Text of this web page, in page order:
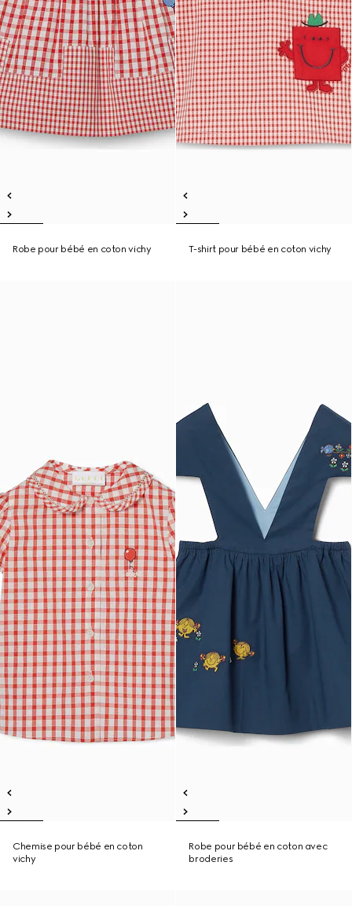
Robe pour bébé en coton vichy T-shirt pour bébé en coton vichy
Chemise pour bébé en coton
vichy
Robe pour bébé en coton avec
broderies